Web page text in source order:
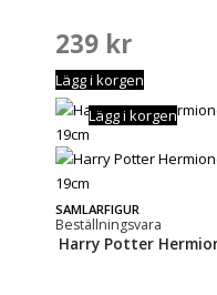
239 kr
Lägg i korgen
SAMLARFIGUR
Beställningsvara
Lägg i korgen
Harry Potter